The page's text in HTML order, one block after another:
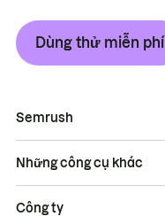
Dùng thử miễn phí
Semrush
Những công cụ khác
Công ty